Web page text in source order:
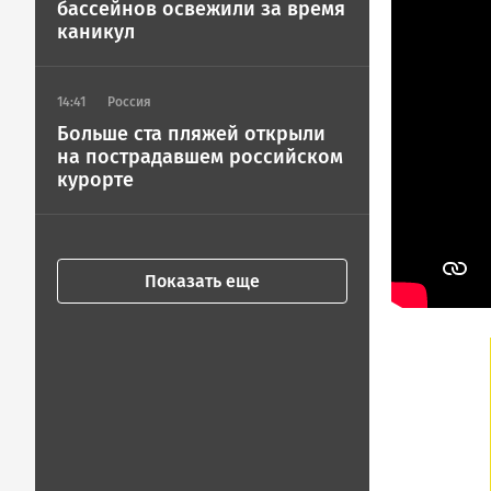
бассейнов освежили за время
каникул
14:41 Россия
Больше ста пляжей открыли
на пострадавшем российском
курорте
Показать еще